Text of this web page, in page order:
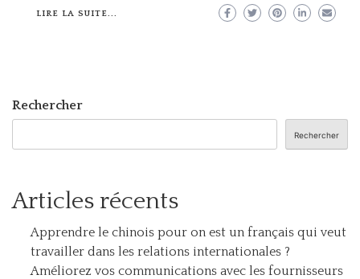
LIRE LA SUITE...
Rechercher
Rechercher
Articles récents
Apprendre le chinois pour on est un français qui veut
travailler dans les relations internationales ?
Améliorez vos communications avec les fournisseurs